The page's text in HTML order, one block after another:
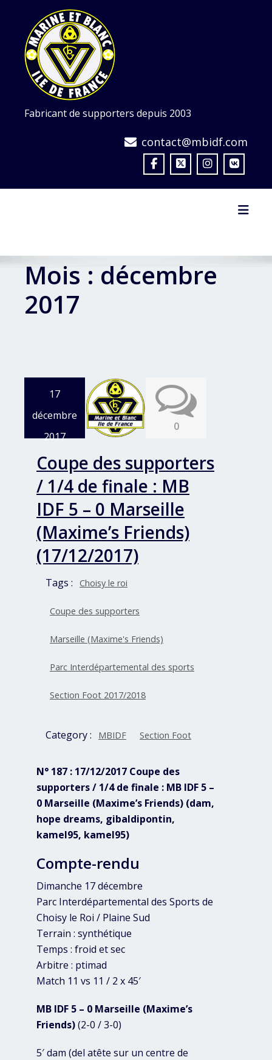
content
Fabricant de supporters depuis 2003
contact@mbidf.com
Mois : décembre
2017
17
décembre
2017
0
Coupe des supporters
/ 1/4 de finale : MB
IDF 5 – 0 Marseille
(Maxime’s Friends)
(17/12/2017)
Tags : Choisy le roi
Coupe des supporters
Marseille (Maxime's Friends)
Parc Interdépartemental des sports
Section Foot 2017/2018
Category : MBIDF Section Foot
N° 187 : 17/12/2017 Coupe des
supporters / 1/4 de finale : MB IDF 5 –
0 Marseille (Maxime’s Friends) (dam,
hope dreams, gibaldipontin,
kamel95, kamel95)
Compte-rendu
Dimanche 17 décembre
Parc Interdépartemental des Sports de
Choisy le Roi / Plaine Sud
Terrain : synthétique
Temps : froid et sec
Arbitre : ptimad
Match 11 vs 11 / 2 x 45′
MB IDF 5 – 0 Marseille (Maxime’s
Friends)(2-0 / 3-0)
5′ dam (del atête sur un centre de